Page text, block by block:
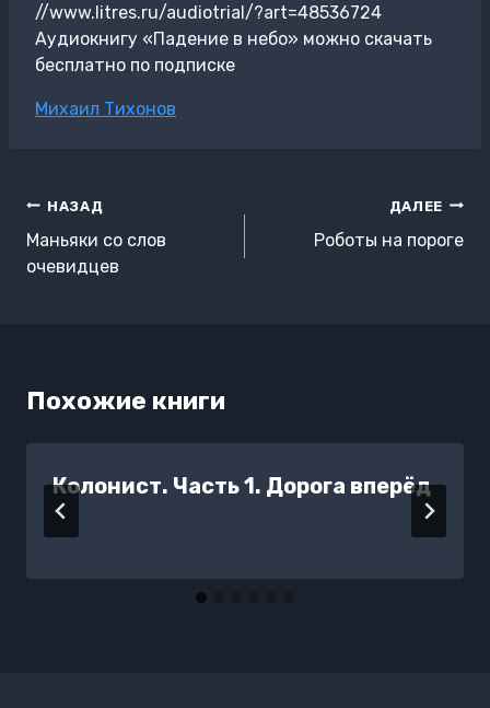
//www.litres.ru/audiotrial/?art=48536724
Аудиокнигу «Падение в небо» можно скачать
бесплатно по подписке
Метки
Михаил Тихонов
Навигация
по
записям
НАЗАД
Маньяки со слов
очевидцев
ДАЛЕЕ
Роботы на пороге
Похожие книги
Колонист. Часть 1. Дорога вперёд